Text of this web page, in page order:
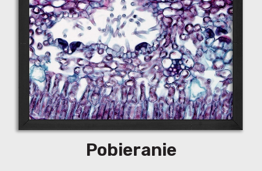
Pobieranie